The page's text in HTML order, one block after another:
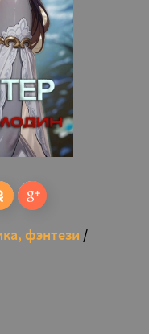
фэнтези /